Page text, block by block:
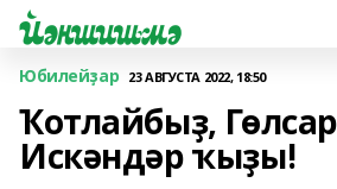
Юбилейҙар 23 АВГУСТА 2022, 18:50
Ҡотлайбыҙ,
Искәндәр ҡыҙы!